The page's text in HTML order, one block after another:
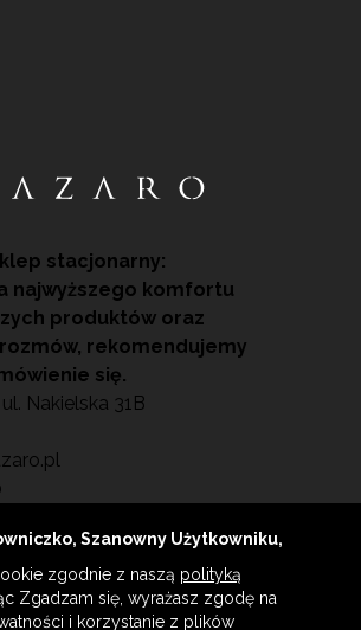
stacjonarny:
najwyższego komfortu
produktów oraz
rekomendujemy
się.
Nakielska 31B
ZASTRZEŻONE KAZARO
gabinetów kosmetologicznych
Szanowny Użytkowniku,
zgodnie z naszą polityką
Zgadzam się, wyrażasz zgodę na
i korzystanie z plików